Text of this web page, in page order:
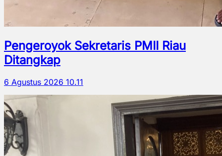
Pengeroyok Sekretaris PMII Riau
Ditangkap
6 Agustus 2026 10.11